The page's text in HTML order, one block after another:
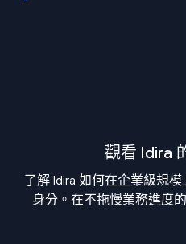
觀看 Idira
了解 Idira 如何在企業級規
身分。在不拖慢業務進度